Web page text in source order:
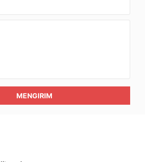
MENGIRIM